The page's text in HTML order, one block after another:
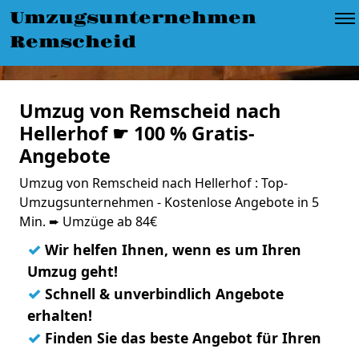
Umzugsunternehmen
Remscheid
Umzug von Remscheid nach
Hellerhof ☛ 100 % Gratis-
Angebote
Umzug von Remscheid nach Hellerhof : Top-
Umzugsunternehmen - Kostenlose Angebote in 5
Min. ➨ Umzüge ab 84€
✓ Wir helfen Ihnen, wenn es um Ihren
Umzug geht!
✓ Schnell & unverbindlich Angebote
erhalten!
✓ Finden Sie das beste Angebot für Ihren